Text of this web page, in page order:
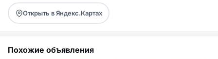
Открыть в Яндекс.Картах
Похожие объявления